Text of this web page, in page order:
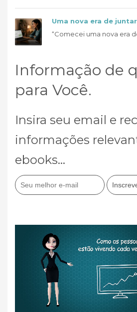
Uma nova era de
“Comecei uma nova era
Informação de
para Você.
Insira seu email e
informações
ebooks...